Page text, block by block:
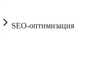
SEO-оптимизация